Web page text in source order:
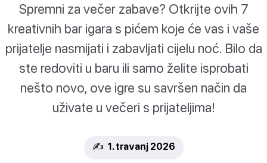
Spremni za večer zabave? Otkrijte ovih 7
kreativnih bar igara s pićem koje će vas i vaše
prijatelje nasmijati i zabavljati cijelu noć. Bilo da
ste redoviti u baru ili samo želite isprobati
nešto novo, ove igre su savršen način da
uživate u večeri s prijateljima!
✍️ 1. travanj 2026